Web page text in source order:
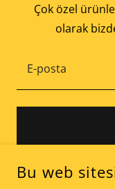
Çok özel
olarak
E-posta
Bu web